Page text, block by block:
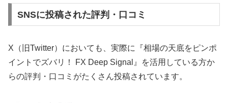
SNSに投稿された評判・口コミ
X（旧Twitter）においても、実際に『相場の天底をピンポ
イントでズバリ！ FX Deep Signal』を活用している方か
らの評判・口コミがたくさん投稿されています。